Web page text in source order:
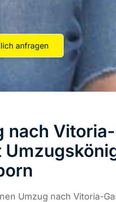
anfragen
nach
Umzug nach Vitoria-